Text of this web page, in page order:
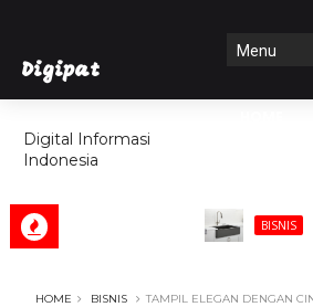
Digipat
Digital Informasi
Indonesia
FEATURES
BISNIS Inilah
HOME BISNIS
TAMPIL ELEGAN DENGAN